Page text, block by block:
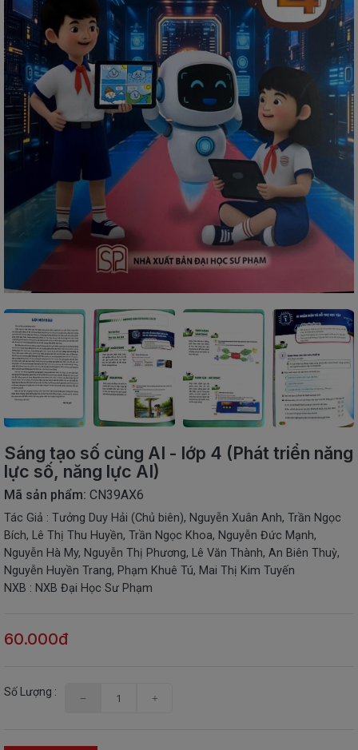
SÁCH
THIẾU
NHI
SÁCH
TIẾNG
VIỆT
SÁCH
NGOẠI
NGỮ
VPP
-
ĐỒ
QUÀ
ĐỒ
CHƠI
THIẾT
BỊ
STEM
Sáng tạo số cùng AI - lớp 4 (Phát triển năng
lực số, năng lực AI)
Mã sản phẩm: CN39AX6
Tác Giả : Tưởng Duy Hải (Chủ biên), Nguyễn Xuân Anh, Trần Ngọc
Bích, Lê Thị Thu Huyền, Trần Ngọc Khoa, Nguyễn Đức Mạnh,
Nguyễn Hà My, Nguyễn Thị Phương, Lê Văn Thành, An Biên Thuỳ,
Nguyễn Huyền Trang, Phạm Khuê Tú, Mai Thị Kim Tuyến
NXB : NXB Đại Học Sư Phạm
60.000đ
Số Lượng :